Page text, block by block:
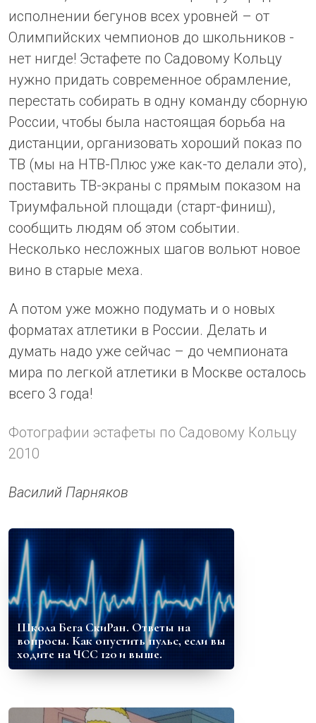
исполнении бегунов всех уровней – от
Олимпийских чемпионов до школьников -
нет нигде! Эстафете по Садовому Кольцу
нужно придать современное обрамление,
перестать собирать в одну команду сборную
России, чтобы была настоящая борьба на
дистанции, организовать хороший показ по
ТВ (мы на НТВ-Плюс уже как-то делали это),
поставить ТВ-экраны с прямым показом на
Триумфальной площади (старт-финиш),
сообщить людям об этом событии.
Несколько несложных шагов вольют новое
вино в старые меха.
А потом уже можно подумать и о новых
форматах атлетики в России. Делать и
думать надо уже сейчас – до чемпионата
мира по легкой атлетики в Москве осталось
всего 3 года!
Фотографии эстафеты по Садовому Кольцу
2010
Василий Парняков
Школа Бега СкиРан. Ответы на
вопросы. Как опустить пульс, если вы
ходите на ЧСС 120 и выше.